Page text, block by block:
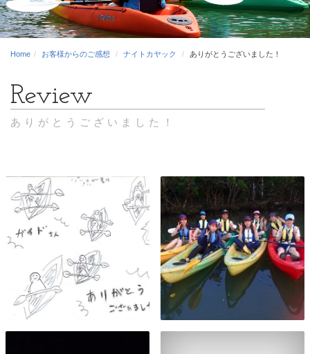
Home お客様からのご感想 ナイトカヤック ありがとうございました！
ありがとうございました！